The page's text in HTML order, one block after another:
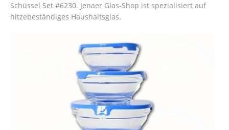
Schüssel Set #6230. Jenaer Glas-Shop ist spezialisiert auf
hitzebeständiges Haushaltsglas.